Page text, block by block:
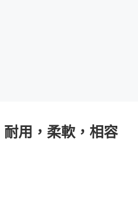
用，柔軟，相容